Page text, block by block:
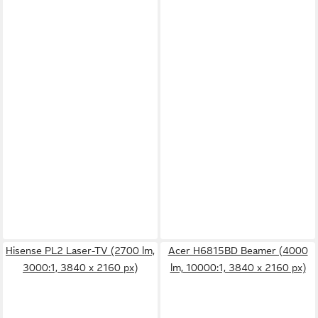
Hisense PL2 Laser-TV (2700 lm,
3000:1, 3840 x 2160 px)
Acer H6815BD Beamer (4000
lm, 10000:1, 3840 x 2160 px)